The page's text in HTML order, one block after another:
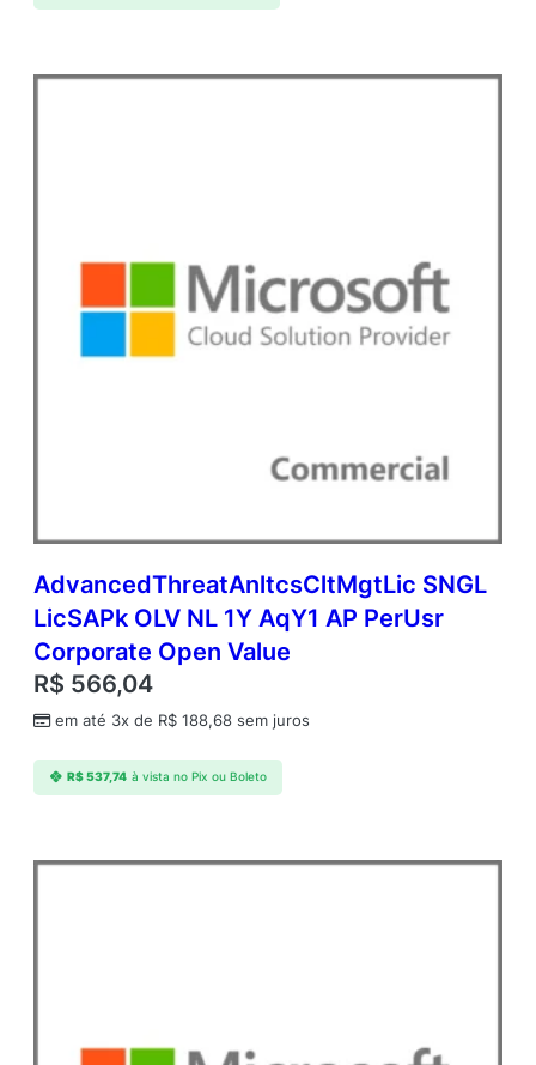
AdvancedThreatAnltcsCltMgtLic SNGL
LicSAPk OLV NL 1Y AqY1 AP PerUsr
Corporate Open Value
R$ 566,04
em até 3x de R$ 188,68 sem juros
R$537,74 à vista no Pix ou Boleto